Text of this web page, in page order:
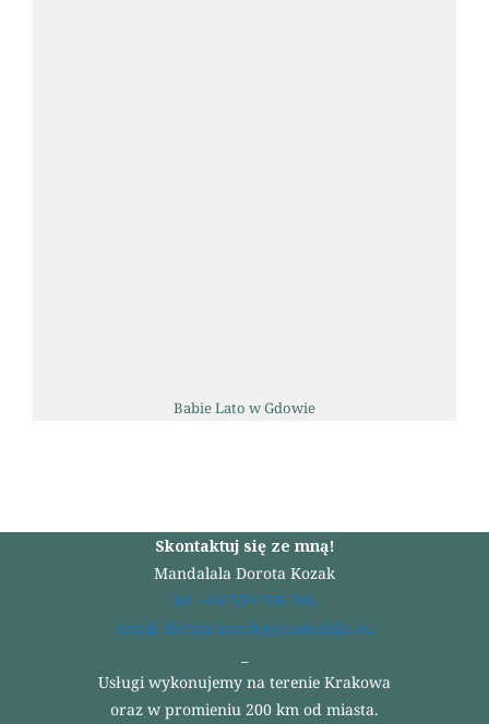
Babie Lato w Gdowie
Skontaktuj się ze mną!
Mandalala Dorota Kozak
tel. +48 509 906 984
email: dorota.kozak@mandalala.eu
Usługi wykonujemy na terenie Krakowa
oraz w promieniu 200 km od miasta.